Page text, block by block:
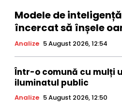
Modele de
încercat să înșele
Analize 5 August 2026, 12:54
Într-o comună cu mulți
iluminatul public
Analize 5 August 2026, 12:50